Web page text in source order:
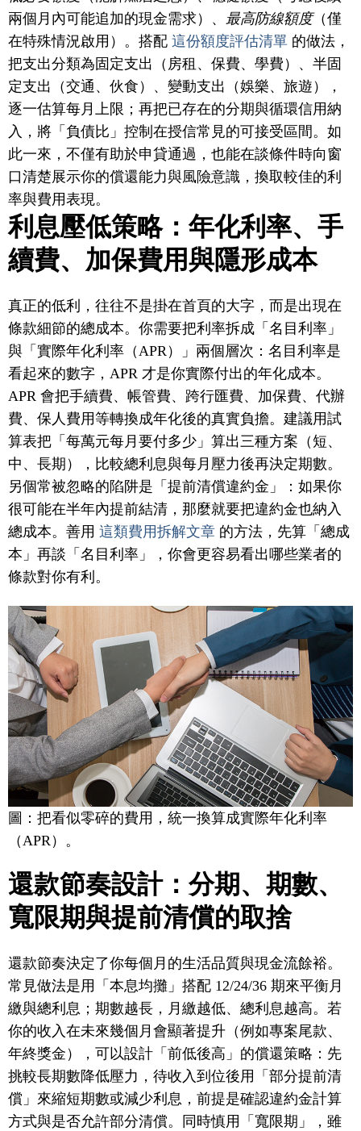
兩個月內可能追加的現金需求）、 最高防線額度（僅
在特殊情況啟用）。搭配 這份額度評估清單 的做法，
把支出分類為固定支出（房租、保費、學費）、半固
定支出（交通、伙食）、變動支出（娛樂、旅遊），
逐一估算每月上限；再把已存在的分期與循環信用納
入，將「負債比」控制在授信常見的可接受區間。如
此一來，不僅有助於申貸通過，也能在談條件時向窗
口清楚展示你的償還能力與風險意識，換取較佳的利
率與費用表現。
利息壓低策略：年化利率、手
續費、加保費用與隱形成本
真正的低利，往往不是掛在首頁的大字，而是出現在
條款細節的總成本。你需要把利率拆成「名目利率」
與「實際年化利率（APR）」兩個層次：名目利率是
看起來的數字，APR 才是你實際付出的年化成本。
APR 會把手續費、帳管費、跨行匯費、加保費、代辦
費、保人費用等轉換成年化後的真實負擔。建議用試
算表把「每萬元每月要付多少」算出三種方案（短、
中、長期），比較總利息與每月壓力後再決定期數。
另個常被忽略的陷阱是「提前清償違約金」：如果你
很可能在半年內提前結清，那麼就要把違約金也納入
總成本。善用 這類費用拆解文章 的方法，先算「總成
本」再談「名目利率」，你會更容易看出哪些業者的
條款對你有利。
圖：把看似零碎的費用，統一換算成實際年化利率
（APR）。
還款節奏設計：分期、期數、
寬限期與提前清償的取捨
還款節奏決定了你每個月的生活品質與現金流餘裕。
常見做法是用「本息均攤」搭配 12/24/36 期來平衡月
繳與總利息；期數越長，月繳越低、總利息越高。若
你的收入在未來幾個月會顯著提升（例如專案尾款、
年終獎金），可以設計「前低後高」的償還策略：先
挑較長期數降低壓力，待收入到位後用「部分提前清
償」來縮短期數或減少利息，前提是確認違約金計算
方式與是否允許部分清償。同時慎用「寬限期」，雖